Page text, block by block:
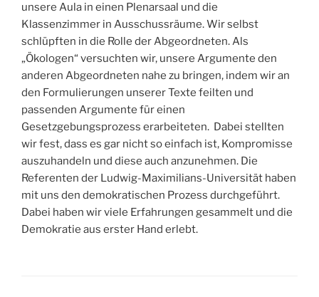
unsere Aula in einen Plenarsaal und die
Klassenzimmer in Ausschussräume. Wir selbst
schlüpften in die Rolle der Abgeordneten. Als
„Ökologen“ versuchten wir, unsere Argumente den
anderen Abgeordneten nahe zu bringen, indem wir an
den Formulierungen unserer Texte feilten und
passenden Argumente für einen
Gesetzgebungsprozess erarbeiteten. Dabei stellten
wir fest, dass es gar nicht so einfach ist, Kompromisse
auszuhandeln und diese auch anzunehmen. Die
Referenten der Ludwig-Maximilians-Universität haben
mit uns den demokratischen Prozess durchgeführt.
Dabei haben wir viele Erfahrungen gesammelt und die
Demokratie aus erster Hand erlebt.